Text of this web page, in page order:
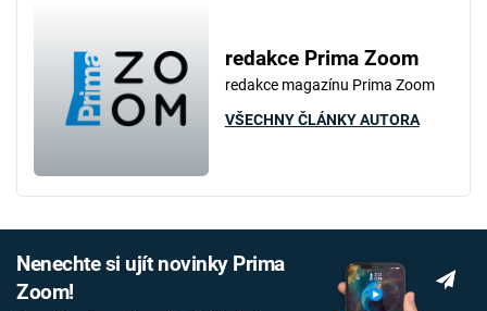
redakce Prima Zoom
redakce magazínu Prima Zoom
VŠECHNY ČLÁNKY AUTORA
Nenechte si ujít novinky Prima
Zoom!